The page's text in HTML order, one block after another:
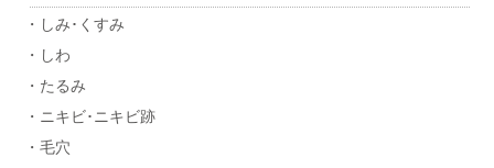
・しみ･くすみ
・しわ
・たるみ
・ニキビ･ニキビ跡
・毛穴